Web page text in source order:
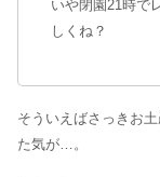
いや閉園21時で
しくね？
そういえばさっきお
た気が…。